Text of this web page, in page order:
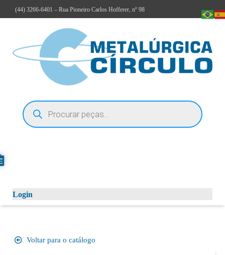
(44) 3266-6401 – Rua Pioneiro Carlos Hofferer, nº 98
Login
Voltar para o catálogo